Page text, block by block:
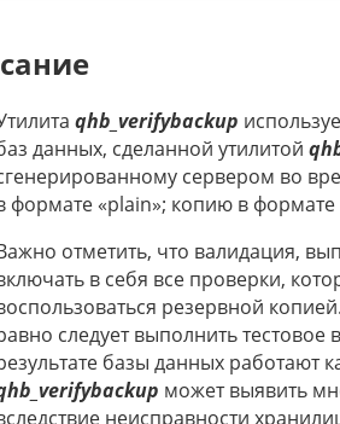
qhb_verifybackup
данных, сделанной утилитой
сервером во
формате «plain»; копию в
отметить, что валидация,
в себя все проверки,
резервной
следует выполнить
базы данных работают
может выявить
неисправности